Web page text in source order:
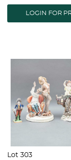
DiseÃƒÂ±o de
Giuseppe
LOGIN FOR
Lot 303